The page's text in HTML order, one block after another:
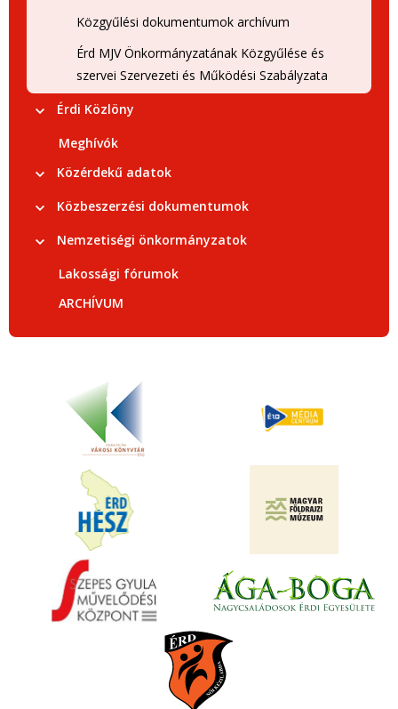
Közgyűlési dokumentumok archívum
Érd MJV Önkormányzatának Közgyűlése és
szervei Szervezeti és Működési Szabályzata
Érdi Közlöny
Meghívók
Közérdekű adatok
Közbeszerzési dokumentumok
Nemzetiségi önkormányzatok
Lakossági fórumok
ARCHÍVUM